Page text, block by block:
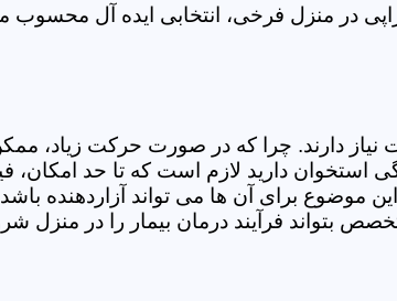
در منزل فرخی، انتخابی ایده آل محسوب
نیاز دارند. چرا که در صورت حرکت زیاد،
دارید لازم است که تا حد امکان،
موضوع برای آن ها می تواند آزاردهنده باشد
بتواند فرآیند درمان بیمار را در منزل